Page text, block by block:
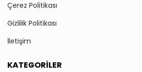
Çerez Politikası
Gizlilik Politikası
İletişim
KATEGORILER